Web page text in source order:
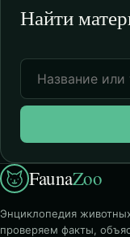
Найти
FaunaZoo
Энциклопедия
проверяем факты,